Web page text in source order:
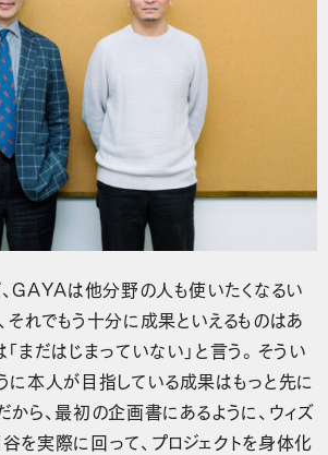
GAYAは他分野の人も使いたくなるい
それでもう十分に成果といえるものはあ
「まだはじまっていない」と言う。そうい
に本人が目指している成果はもっと先に
から、最初の企画書にあるように、ウィズ
を実際に回って、プロジェクトを身体化